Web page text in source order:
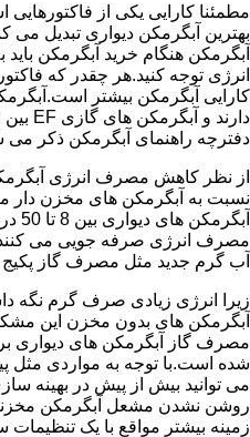
مطمئنا کارایی یکی از
بهترین آبگرمکن دیواری تبدیل می
انرژی توجه کنید.هر چقدر که
دفترچه راهنمای آبگرمکن ذکر می
از نظر کاهش مصرف انرژی
نسبت به آبگرمکن های مخزن
مصرف انرژی صرفه جویی می
آب گرم جدید مثل مصرف گاز پکیج
زیرا انرژی زیادی صرف گرم نگه
آبگرمکن های بدون مخزن این
مصرف گاز آبگرمکن های
شده است.با توجه به مواردی مثل
می توانید بیش از پیش در بهینه
روشن نشدن مشعل آبگرمکن
زمینه بیشتر مواقع با یک